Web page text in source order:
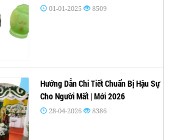
01-01-2025 8509
Hướng Dẫn Chi Tiết Chuẩn Bị Hậu Sự
Cho Người Mất | Mới 2026
28-04-2026 8386